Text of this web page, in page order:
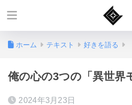
ホーム テキスト 好きを語る
俺の心の3つの「異世界
2024年3月23日